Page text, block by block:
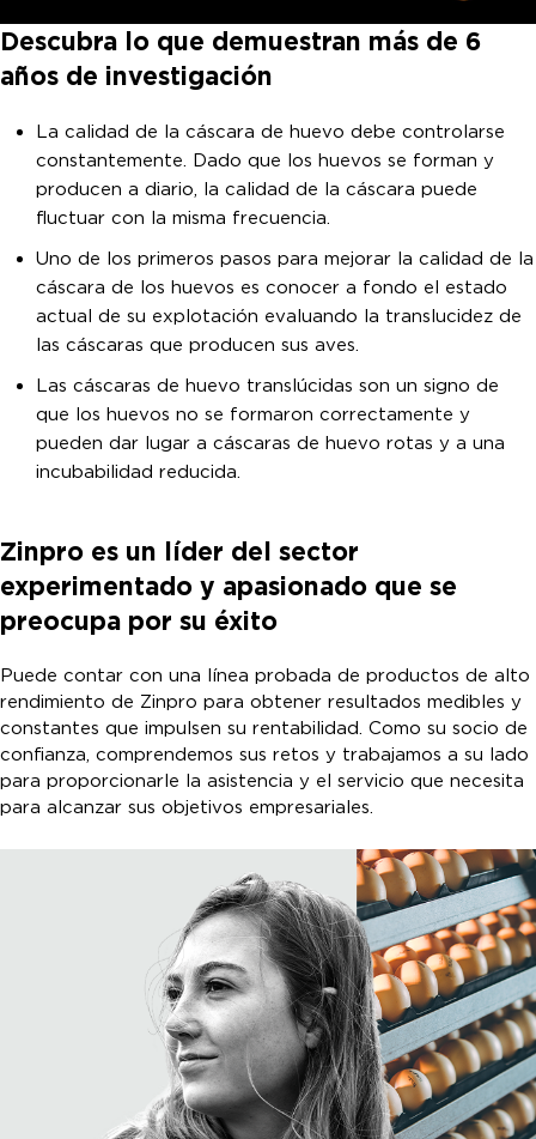
Descubra lo que demuestran más de 6
años de investigación
La calidad de la cáscara de huevo debe controlarse
constantemente. Dado que los huevos se forman y
producen a diario, la calidad de la cáscara puede
fluctuar con la misma frecuencia.
Uno de los primeros pasos para mejorar la calidad de la
cáscara de los huevos es conocer a fondo el estado
actual de su explotación evaluando la translucidez de
las cáscaras que producen sus aves.
Las cáscaras de huevo translúcidas son un signo de
que los huevos no se formaron correctamente y
pueden dar lugar a cáscaras de huevo rotas y a una
incubabilidad reducida.
Zinpro es un líder del sector
experimentado y apasionado que se
preocupa por su éxito
Puede contar con una línea probada de productos de alto
rendimiento de Zinpro para obtener resultados medibles y
constantes que impulsen su rentabilidad. Como su socio de
confianza, comprendemos sus retos y trabajamos a su lado
para proporcionarle la asistencia y el servicio que necesita
para alcanzar sus objetivos empresariales.